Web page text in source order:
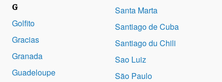
G
Golfito
Gracias
Granada
Guadeloupe
Santa Marta
Santiago de Cuba
Santiago du Chili
Sao Luiz
São Paulo